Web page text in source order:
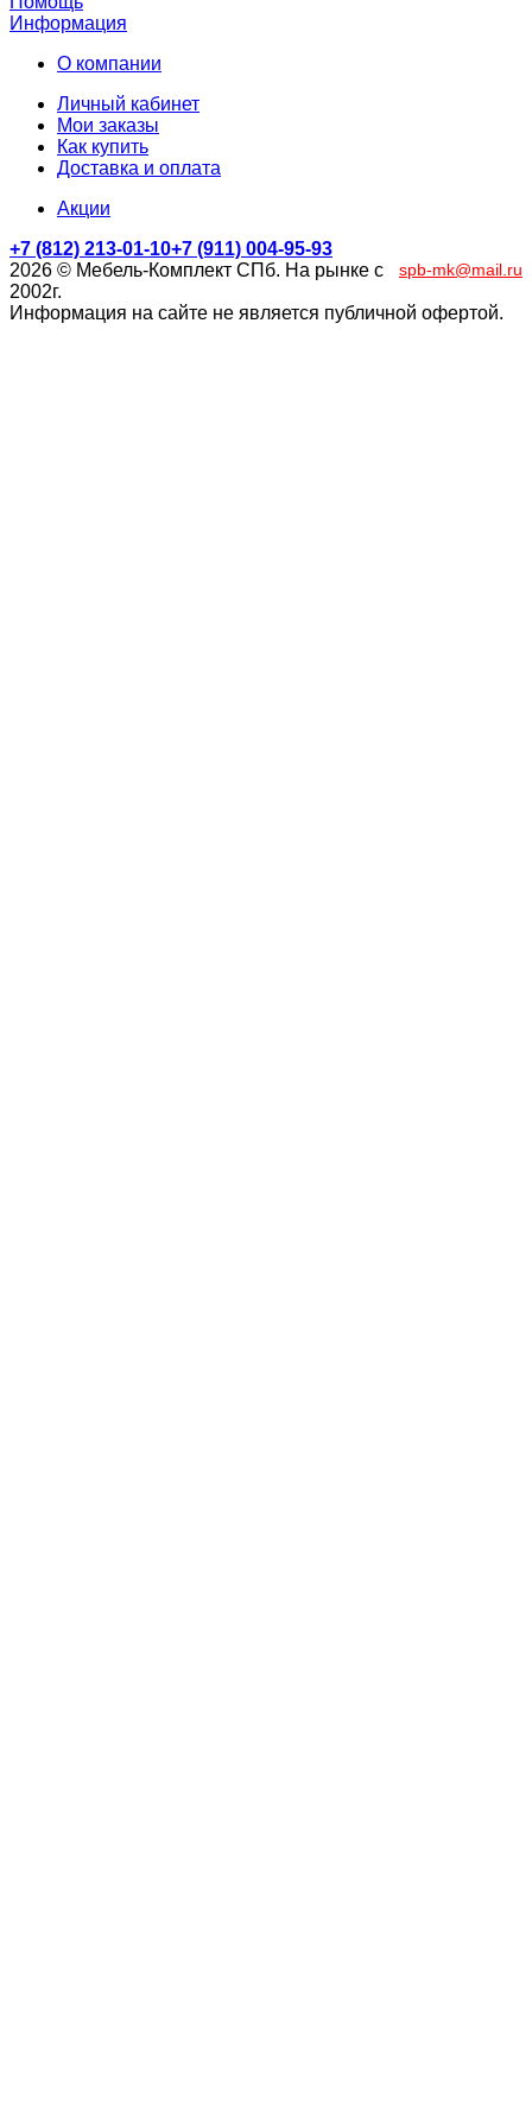
Информация
О компании
Личный кабинет
Мои заказы
Как купить
Доставка и оплата
Акции
+7 (812) 213-01-10+7 (911) 004-95-93
spb-mk@mail.ru
2026 © Мебель-Комплект СПб. На рынке с
2002г.
Информация на сайте не является публичной офертой.